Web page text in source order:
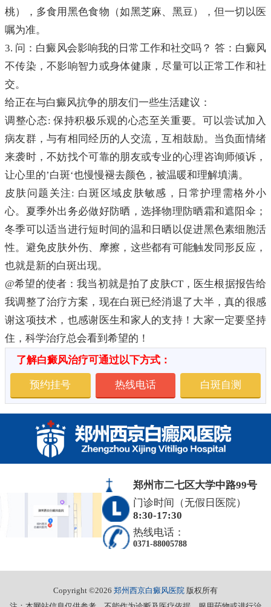
桃），多食用黑色食物（如黑芝麻、黑豆），但一切以医
嘱为准。
3. 问：白癜风会影响我的日常工作和社交吗？ 答：白癜风
不传染，不影响智力或身体健康，尽量可以正常工作和社
交。
给正在与白癜风抗争的朋友们一些生活建议：
调整心态: 保持积极乐观的心态至关重要。可以尝试加入
病友群，与有相同经历的人交流，互相鼓励。当负面情绪
来袭时，不妨找个可靠的朋友或专业的心理咨询师倾诉，
让心里的’白斑‘也慢慢褪去颜色，被温暖和理解填满。
皮肤问题关注: 白斑区域皮肤敏感，日常护理需格外小
心。夏季外出务必做好防晒，选择物理防晒霜和遮阳伞；
冬季可以适当进行短时间的温和日晒以促进黑色素细胞活
性。避免皮肤外伤、摩擦，这些都有可能触发同形反应，
也就是新的白斑出现。
@希望的使者：我当初就是拍了皮肤CT，医生根据报告给
我调整了治疗方案，现在白斑已经消退了大半，真的很感
谢这项技术，也感谢医生和家人的支持！大家一定要坚持
住，科学治疗总会看到希望的！
了解白癜风治疗可通过以下方式：
预约挂号 热线电话 白斑自测
郑州市二七区大学中路99号
门诊时间（无假日医院）
8:30-17:30
热线电话：
0371-88005788
Copyright ©2026 郑州西京白癜风医院 版权所有